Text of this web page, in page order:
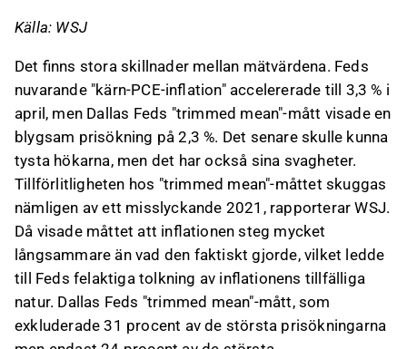
Källa: WSJ
Det finns stora skillnader mellan mätvärdena. Feds
nuvarande "kärn-PCE-inflation" accelererade till 3,3 % i
april, men Dallas Feds "trimmed mean"-mått visade en
blygsam prisökning på 2,3 %. Det senare skulle kunna
tysta hökarna, men det har också sina svagheter.
Tillförlitligheten hos "trimmed mean"-måttet skuggas
nämligen av ett misslyckande 2021, rapporterar WSJ.
Då visade måttet att inflationen steg mycket
långsammare än vad den faktiskt gjorde, vilket ledde
till Feds felaktiga tolkning av inflationens tillfälliga
natur. Dallas Feds "trimmed mean"-mått, som
exkluderade 31 procent av de största prisökningarna